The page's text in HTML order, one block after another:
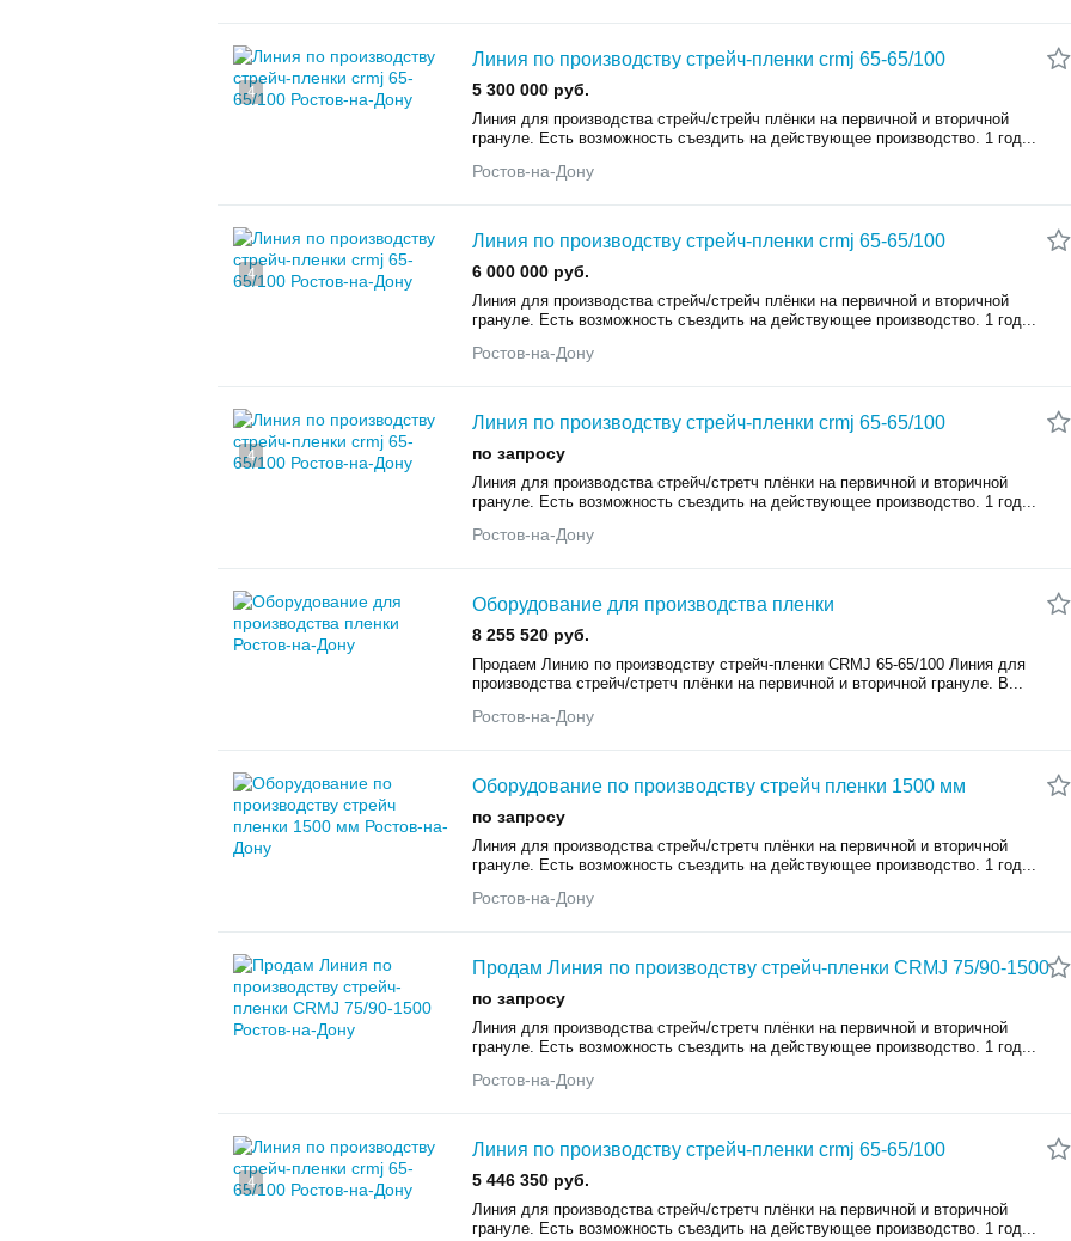
4
Линия по производству стрейч-пленки crmj 65-65/100
5 300 000 руб.
Линия для производства стрейч/стрейч плёнки на первичной и вторичной
грануле. Есть возможность съездить на действующее производство. 1 год...
Ростов-на-Дону
4
Линия по производству стрейч-пленки crmj 65-65/100
6 000 000 руб.
Линия для производства стрейч/стрейч плёнки на первичной и вторичной
грануле. Есть возможность съездить на действующее производство. 1 год...
Ростов-на-Дону
4
Линия по производству стрейч-пленки crmj 65-65/100
по запросу
Линия для производства стрейч/стретч плёнки на первичной и вторичной
грануле. Есть возможность съездить на действующее производство. 1 год...
Ростов-на-Дону
Оборудование для производства пленки
8 255 520 руб.
Продаем Линию по производству стрейч-пленки CRMJ 65-65/100 Линия для
производства стрейч/стретч плёнки на первичной и вторичной грануле. В...
Ростов-на-Дону
Оборудование по производству стрейч пленки 1500 мм
по запросу
Линия для производства стрейч/стретч плёнки на первичной и вторичной
грануле. Есть возможность съездить на действующее производство. 1 год...
Ростов-на-Дону
Продам Линия по производству стрейч-пленки CRMJ 75/90-1500
по запросу
Линия для производства стрейч/стретч плёнки на первичной и вторичной
грануле. Есть возможность съездить на действующее производство. 1 год...
Ростов-на-Дону
4
Линия по производству стрейч-пленки crmj 65-65/100
5 446 350 руб.
Линия для производства стрейч/стретч плёнки на первичной и вторичной
грануле. Есть возможность съездить на действующее производство. 1 год...